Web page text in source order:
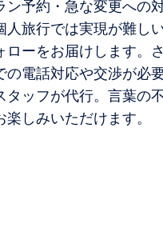
ン予約・急な変更への
人旅行では実現が難し
ローをお届けします。さ
の電話対応や交渉が必
タッフが代行。言葉の
楽しみいただけます。